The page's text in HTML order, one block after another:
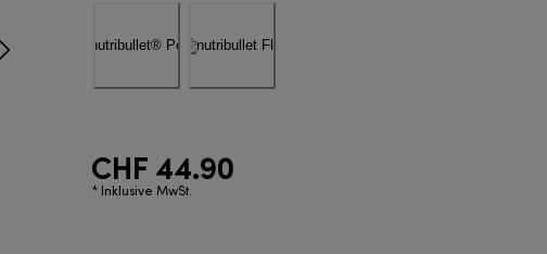
CHF 44.90
* Inklusive MwSt.